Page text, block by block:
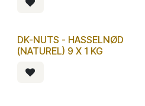
DK-NUTS - HASSELNØD
(NATUREL) 9 X 1 KG